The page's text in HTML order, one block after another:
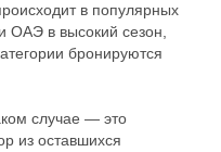
в популярных
ОАЭ в высокий сезон,
бронируются
случае — это
из оставшихся